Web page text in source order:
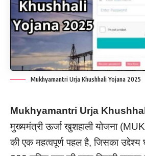
Mukhyamantri Urja Khushhali Yojana 2025
Mukhyamantri Urja
मुख्यमंत्री ऊर्जा खुशहाली योजना
की एक महत्वपूर्ण पहल है, जिसका